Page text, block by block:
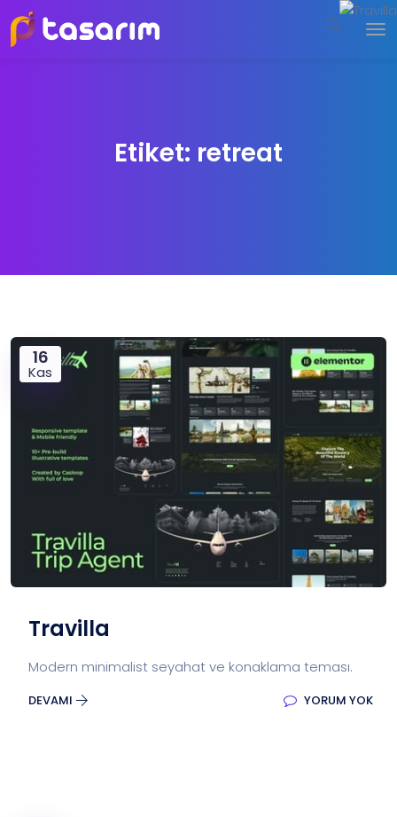
Etiket: retreat
16
Kas
Travilla
Modern minimalist seyahat ve konaklama teması.
DEVAMI YORUM YOK